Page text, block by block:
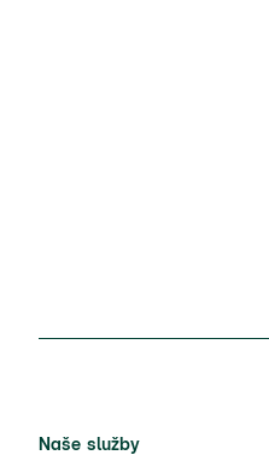
Naše služby